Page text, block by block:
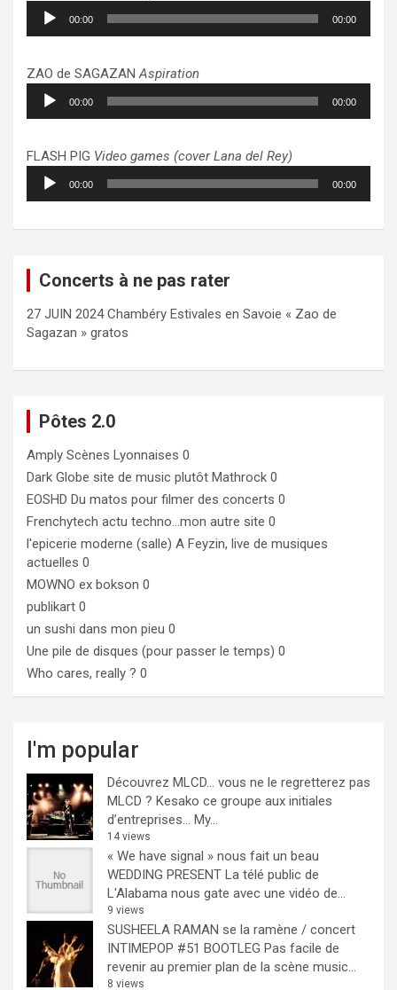
Lecteur
audio
00:00 00:00
ZAO de SAGAZANAspiration
Lecteur
audio
00:00 00:00
FLASH PIG Video games (cover Lana del Rey)
Lecteur
audio
00:00 00:00
Concerts à ne pas rater
27 JUIN 2024 Chambéry Estivales en Savoie « Zao de
Sagazan » gratos
Pôtes 2.0
Amply Scènes Lyonnaises 0
Dark Globe site de music plutôt Mathrock 0
EOSHD Du matos pour filmer des concerts 0
Frenchytech actu techno…mon autre site 0
l'epicerie moderne (salle) A Feyzin, live de musiques
actuelles 0
MOWNO ex bokson 0
publikart 0
un sushi dans mon pieu 0
Une pile de disques (pour passer le temps) 0
Who cares, really ? 0
I'm popular
Découvrez MLCD… vous ne le regretterez pas
MLCD ? Kesako ce groupe aux initiales
d’entreprises… My...
14 views
« We have signal » nous fait un beau
WEDDING PRESENT La télé public de
L'Alabama nous gate avec une vidéo de...
9 views
SUSHEELA RAMAN se la ramène / concert
INTIMEPOP #51 BOOTLEG Pas facile de
revenir au premier plan de la scène music...
8 views